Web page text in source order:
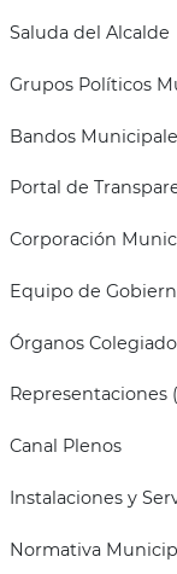
Saluda del Alcalde
Grupos Políticos
Bandos
Portal de
Corporación
Equipo de
Órganos
Representaciones
Canal Plenos
Instalaciones y
Normativa